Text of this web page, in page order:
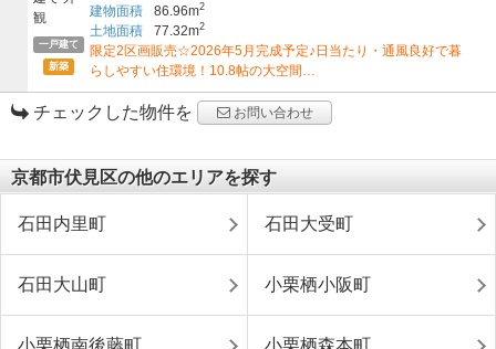
一戸建て
新築
建物面積
86.96m2
土地面積 77.32m2
限定2区画販売☆2026年5月完成予定♪日当たり・通風良好で暮
らしやすい住環境！10.8帖の大空間…
チェックした物件を お問い合わせ
京都市伏見区の他のエリアを探す
石田内里町 石田大受町
石田大山町 小栗栖小阪町
小栗栖南後藤町 小栗栖森本町